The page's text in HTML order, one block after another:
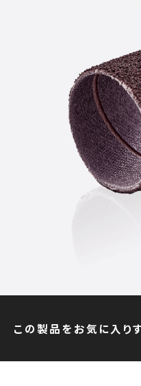
この製品をお気に入り